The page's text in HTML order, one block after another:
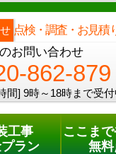
点検・調査・お見積
お問い合わせ
862-879
間] 9時～18時まで受付
電話でのご相談 [9時～
phone0120-
工事
ラン
ここま
無